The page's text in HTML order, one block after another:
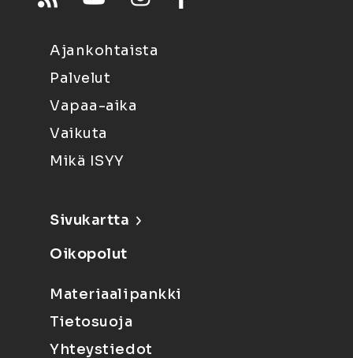
Ajankohtaista
Palvelut
Vapaa-aika
Vaikuta
Mikä ISYY
Sivukartta
Oikopolut
Materiaalipankki
Tietosuoja
Yhteystiedot